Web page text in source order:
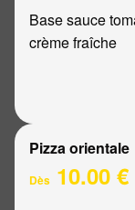
Base sauce
crème fraîche
Pizza orientale
Dès 10.00 €